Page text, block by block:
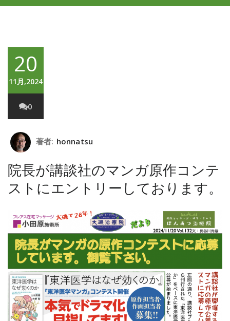
20
11月,2024
0
著者: honnatsu
院長が講談社のマンガ原作コンテ
ストにエントリーしております。